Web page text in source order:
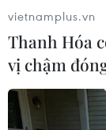
vietnamplus.vn
Thanh Hóa
vị chậm